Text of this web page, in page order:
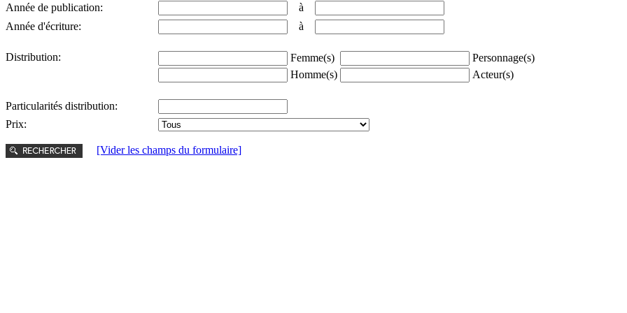
Année de publication:
à
Année d'écriture:
à
Distribution: Femme(s)
Personnage(s)
Homme(s)
Acteur(s)
Particularités distribution:
Prix:
[Vider les champs du formulaire]